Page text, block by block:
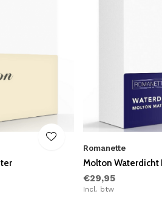
Romanette
Molton Waterdicht
€29,95
Incl. btw